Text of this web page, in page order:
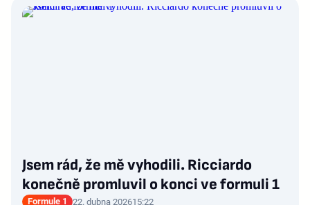
Jsem rád, že mě vyhodili. Ricciardo
konečně promluvil o konci ve formuli 1
Formule 1 22. dubna 202615:22